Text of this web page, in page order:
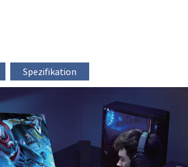
Spezifikation